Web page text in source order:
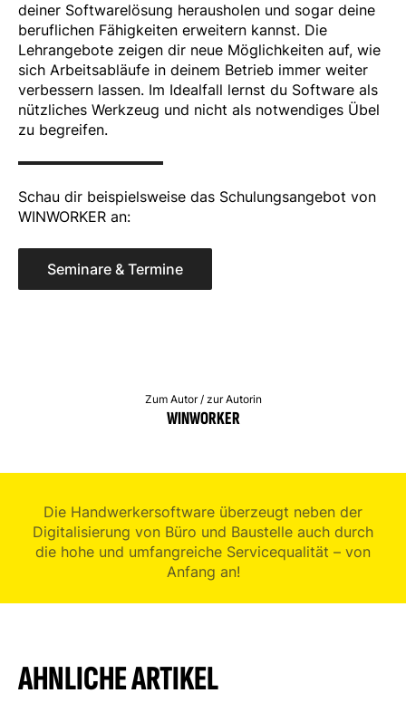
deiner Softwarelösung herausholen und sogar deine
beruflichen Fähigkeiten erweitern kannst. Die
Lehrangebote zeigen dir neue Möglichkeiten auf, wie
sich Arbeitsabläufe in deinem Betrieb immer weiter
verbessern lassen. Im Idealfall lernst du Software als
nützliches Werkzeug und nicht als notwendiges Übel
zu begreifen.
Schau dir beispielsweise das Schulungsangebot von
WINWORKER an:
Seminare & Termine
Zum Autor / zur Autorin
WINWORKER
Die Handwerkersoftware überzeugt neben der
Digitalisierung von Büro und Baustelle auch durch
die hohe und umfangreiche Servicequalität – von
Anfang an!
AHNLICHE ARTIKEL